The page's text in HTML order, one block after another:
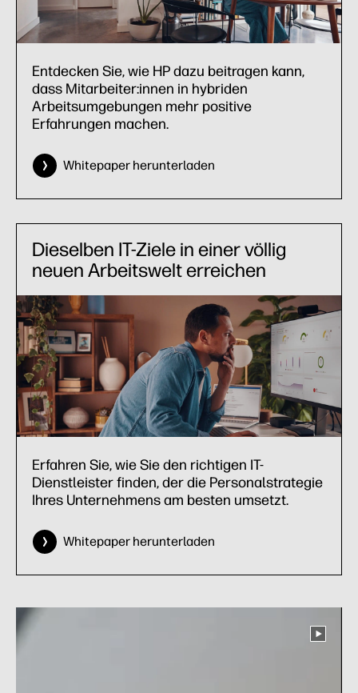
Entdecken Sie, wie HP dazu beitragen kann,
dass Mitarbeiter:innen in hybriden
Arbeitsumgebungen mehr positive
Erfahrungen machen.
Whitepaper herunterladen
Dieselben IT-Ziele in einer völlig
neuen Arbeitswelt erreichen
Erfahren Sie, wie Sie den richtigen IT-
Dienstleister finden, der die Personalstrategie
Ihres Unternehmens am besten umsetzt.
Whitepaper herunterladen